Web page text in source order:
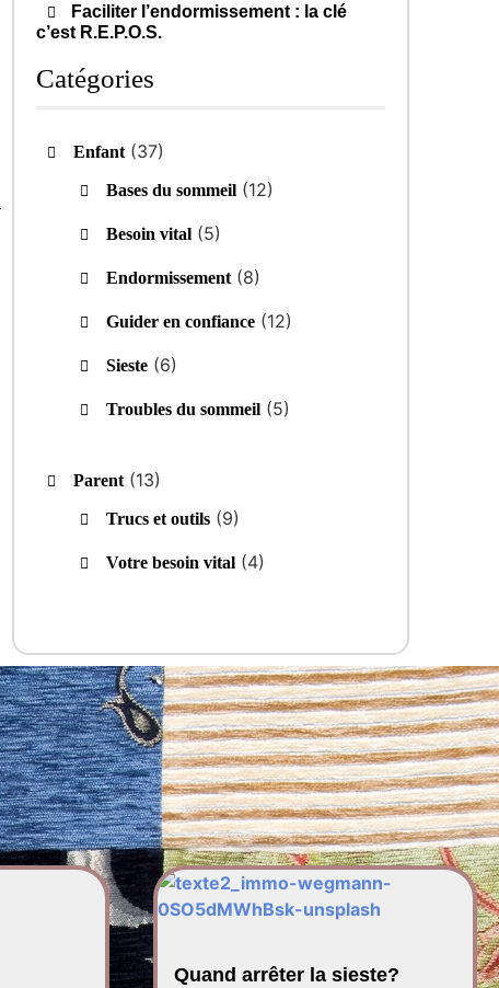
Faciliter l’endormissement : la clé
c’est R.E.P.O.S.
Catégories
Enfant(37)
Bases du sommeil(12)
Besoin vital(5)
Endormissement(8)
Guider en confiance(12)
Sieste(6)
Troubles du sommeil(5)
Parent(13)
Trucs et outils(9)
Votre besoin vital(4)
Quand arrêter la sieste?